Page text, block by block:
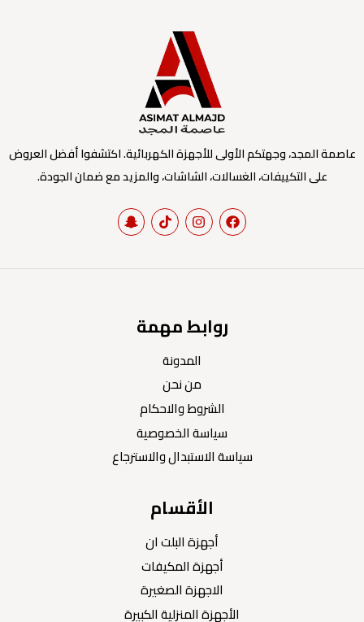
عاصمة المجد، وجهتكم الأولى للأجهزة الكهربائية. اكتشفوا أفضل العروض
على التكييفات، الغسالات، الشاشات، والمزيد مع ضمان الجودة.
روابط مهمة
المدونة
من نحن
الشروط والاحكام
سياسة الخصوصية
سياسة الاستبدال والاسترجاع
الأقسام
أجهزة البلت ان
أجهزة المكيفات
الاجهزة الصغيرة
الأجهزة المنزلية الكبيرة